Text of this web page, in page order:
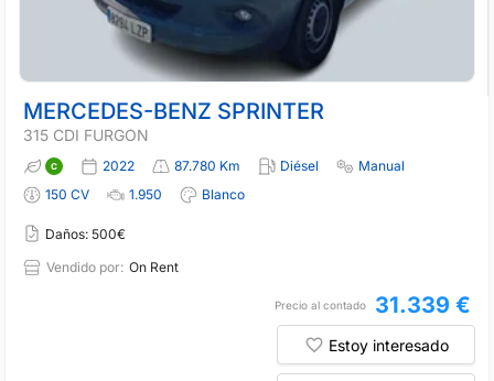
MERCEDES-BENZ SPRINTER
315 CDI FURGON
2022 87.780 Km Diésel
Manual
150 CV
1.950 Blanco
Daños: 500€
Vendido por: On Rent
Precio al contado 31.339 €
Estoy interesado